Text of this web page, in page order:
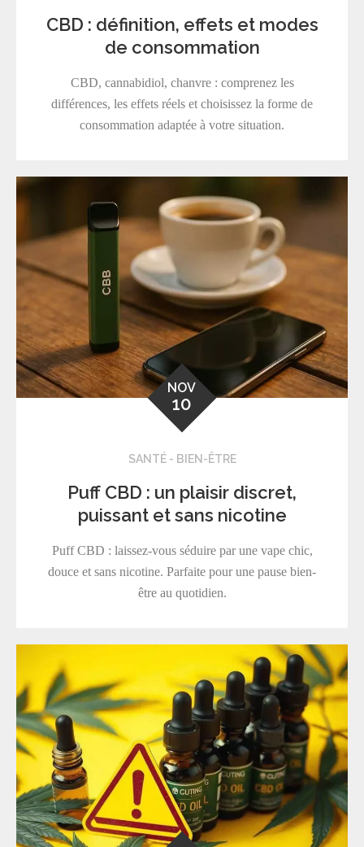
CBD : définition, effets et modes
de consommation
CBD, cannabidiol, chanvre : comprenez les
différences, les effets réels et choisissez la forme de
consommation adaptée à votre situation.
NOV
10
SANTÉ - BIEN-ÊTRE
Puff CBD : un plaisir discret,
puissant et sans nicotine
Puff CBD : laissez-vous séduire par une vape chic,
douce et sans nicotine. Parfaite pour une pause bien-
être au quotidien.